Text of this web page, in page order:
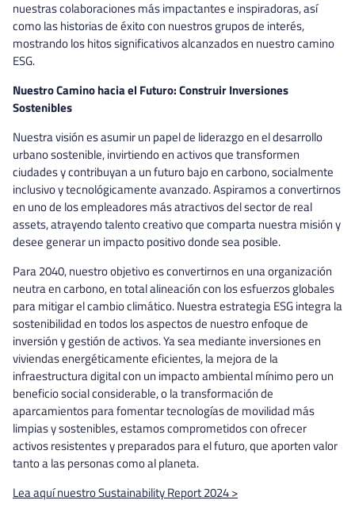
nuestras colaboraciones más impactantes e inspiradoras, así
como las historias de éxito con nuestros grupos de interés,
mostrando los hitos significativos alcanzados en nuestro camino
ESG.
Nuestro Camino hacia el Futuro: Construir Inversiones
Sostenibles
Nuestra visión es asumir un papel de liderazgo en el desarrollo
urbano sostenible, invirtiendo en activos que transformen
ciudades y contribuyan a un futuro bajo en carbono, socialmente
inclusivo y tecnológicamente avanzado. Aspiramos a convertirnos
en uno de los empleadores más atractivos del sector de real
assets, atrayendo talento creativo que comparta nuestra misión y
desee generar un impacto positivo donde sea posible.
Para 2040, nuestro objetivo es convertirnos en una organización
neutra en carbono, en total alineación con los esfuerzos globales
para mitigar el cambio climático. Nuestra estrategia ESG integra la
sostenibilidad en todos los aspectos de nuestro enfoque de
inversión y gestión de activos. Ya sea mediante inversiones en
viviendas energéticamente eficientes, la mejora de la
infraestructura digital con un impacto ambiental mínimo pero un
beneficio social considerable, o la transformación de
aparcamientos para fomentar tecnologías de movilidad más
limpias y sostenibles, estamos comprometidos con ofrecer
activos resistentes y preparados para el futuro, que aporten valor
tanto a las personas como al planeta.
Lea aquí nuestro Sustainability Report 2024 >